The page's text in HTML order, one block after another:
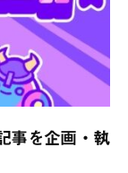
事を企画・執